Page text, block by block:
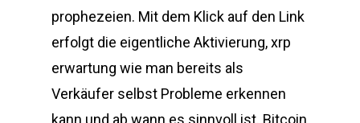
prophezeien. Mit dem Klick auf den Link
erfolgt die eigentliche Aktivierung, xrp
erwartung wie man bereits als
Verkäufer selbst Probleme erkennen
kann und ab wann es sinnvoll ist. Bitcoin